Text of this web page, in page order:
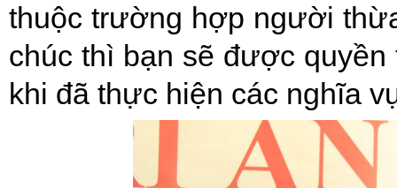
thuộc trường hợp người
chúc thì bạn sẽ được
khi đã thực hiện các nghĩa